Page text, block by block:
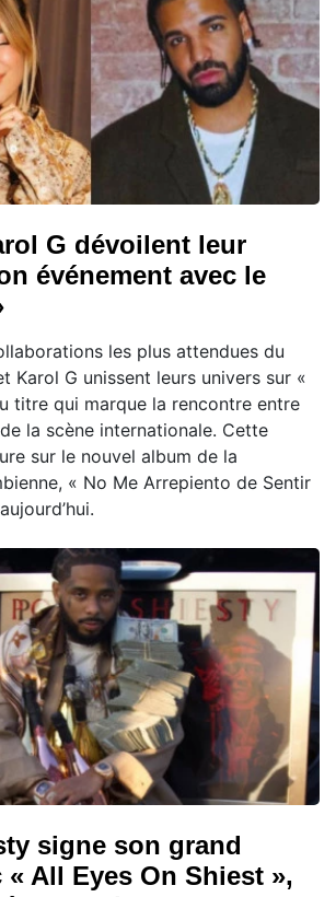
G dévoilent leur
événement avec le
les plus attendues du
Karol G unissent leurs univers sur «
titre qui marque la rencontre entre
la scène internationale. Cette
sur le nouvel album de la
« No Me Arrepiento de Sentir
signe son grand
« All Eyes On Shiest »,